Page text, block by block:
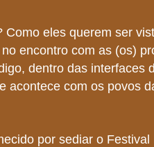
eles querem ser
encontro com as (os)
dentro das interfaces
acontece com os povos
por sediar o